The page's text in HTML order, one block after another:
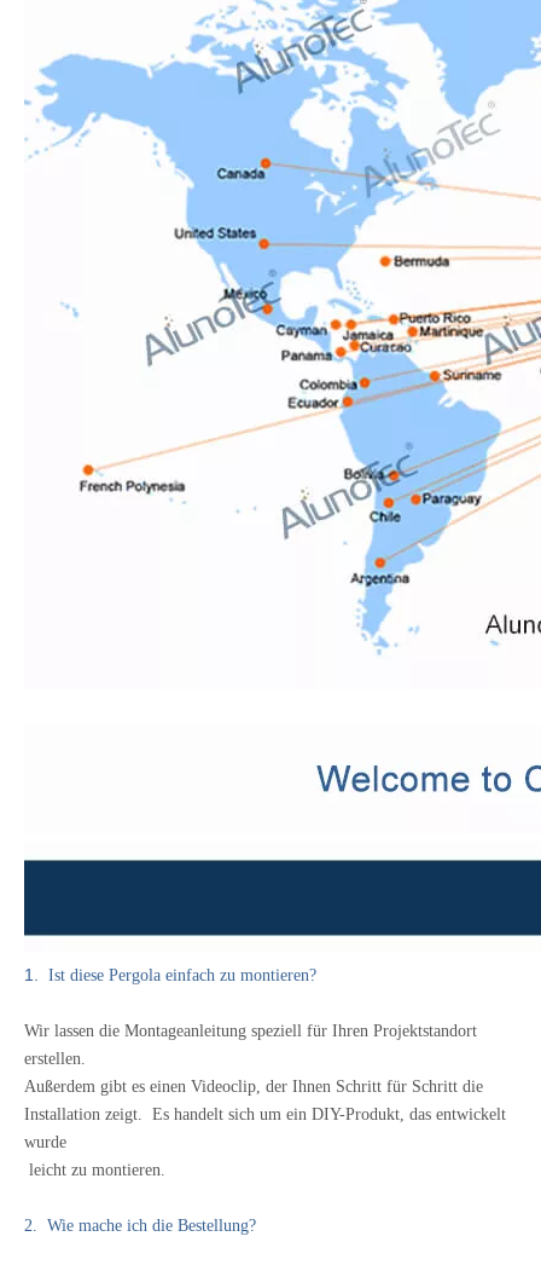
1. Ist diese Pergola einfach zu montieren?
Wir lassen die Montageanleitung speziell für Ihren Projektstandort
erstellen.
Außerdem gibt es einen Videoclip, der Ihnen Schritt für Schritt die
Installation zeigt. Es handelt sich um ein DIY-Produkt, das entwickelt
wurde
leicht zu montieren.
2. Wie mache ich die Bestellung?